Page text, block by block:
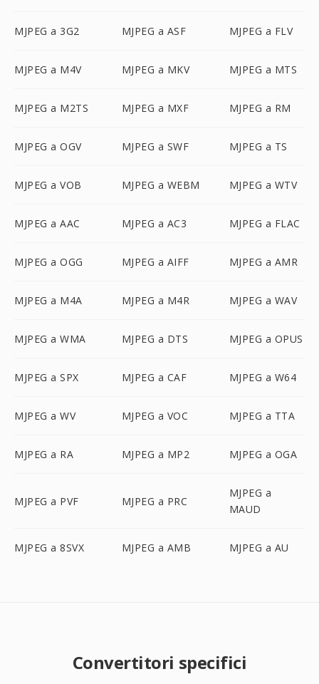
MJPEG a 3G2 MJPEG a ASF MJPEG a FLV
MJPEG a M4V MJPEG a MKV MJPEG a MTS
MJPEG a M2TS MJPEG a MXF MJPEG a RM
MJPEG a OGV MJPEG a SWF MJPEG a TS
MJPEG a VOB MJPEG a WEBM MJPEG a WTV
MJPEG a AAC MJPEG a AC3 MJPEG a FLAC
MJPEG a OGG MJPEG a AIFF MJPEG a AMR
MJPEG a M4A MJPEG a M4R MJPEG a WAV
MJPEG a WMA MJPEG a DTS MJPEG a OPUS
MJPEG a SPX MJPEG a CAF MJPEG a W64
MJPEG a WV MJPEG a VOC MJPEG a TTA
MJPEG a RA MJPEG a MP2 MJPEG a OGA
MJPEG a PVF MJPEG a PRC
MJPEG a
MAUD
MJPEG a 8SVX MJPEG a AMB MJPEG a AU
Convertitori specifici